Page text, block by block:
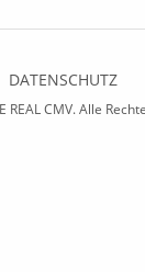
DATENSCHUTZ
REAL CMV. Alle